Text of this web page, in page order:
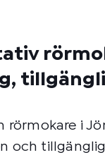
rörmokare i
och